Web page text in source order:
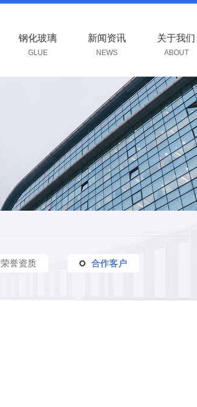
钢化玻璃
GLUE
新闻资讯
NEWS
关于我们
ABOUT
荣誉资质 合作客户
合作客户